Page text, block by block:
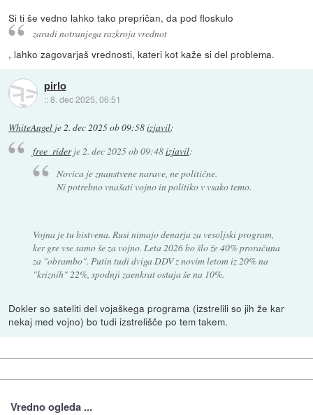
Si ti še vedno lahko tako prepričan, da pod floskulo
zaradi notranjega razkroja vrednot
, lahko zagovarjaš vrednosti, kateri kot kaže si del problema.
pirlo
::8. dec 2025, 06:51
WhiteAngel je2. dec 2025 ob 09:58izjavil:
free_riderje 2. dec 2025 ob 09:48izjavil:
Novica je znanstvene narave, ne politične.
Ni potrebno vnašati vojno in politiko v vsako temo.
Vojna je tu bistvena. Rusi nimajo denarja za vesoljski program,
ker gre vse samo še za vojno. Leta 2026 bo šlo že 40% proračuna
za "obrambo". Putin tudi dviga DDV z novim letom iz 20% na
"kriznih" 22%, spodnji zaenkrat ostaja še na 10%.
Dokler so sateliti del vojaškega programa (izstrelili so jih že kar
nekaj med vojno) bo tudi izstrelišče po tem takem.
Vredno ogleda ...